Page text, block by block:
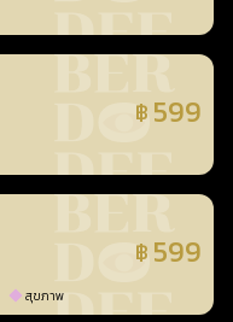
นยันแล้ว ฿ 599
นยันแล้ว ฿ 599
สุขภาพ